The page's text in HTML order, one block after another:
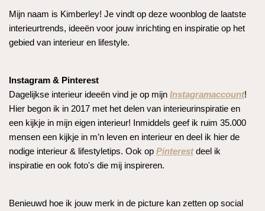
Mijn naam is Kimberley! Je vindt op deze woonblog de laatste
interieurtrends, ideeën voor jouw inrichting en inspiratie op het
gebied van interieur en lifestyle.
Instagram & Pinterest
Dagelijkse interieur ideeën vind je op mijn Instagramaccount!
Hier begon ik in 2017 met het delen van interieurinspiratie en
een kijkje in mijn eigen interieur! Inmiddels geef ik ruim 35.000
mensen een kijkje in m’n leven en interieur en deel ik hier de
nodige interieur & lifestyletips. Ook op Pinterestdeel ik
inspiratie en ook foto's die mij inspireren.
Benieuwd hoe ik jouw merk in de picture kan zetten op social